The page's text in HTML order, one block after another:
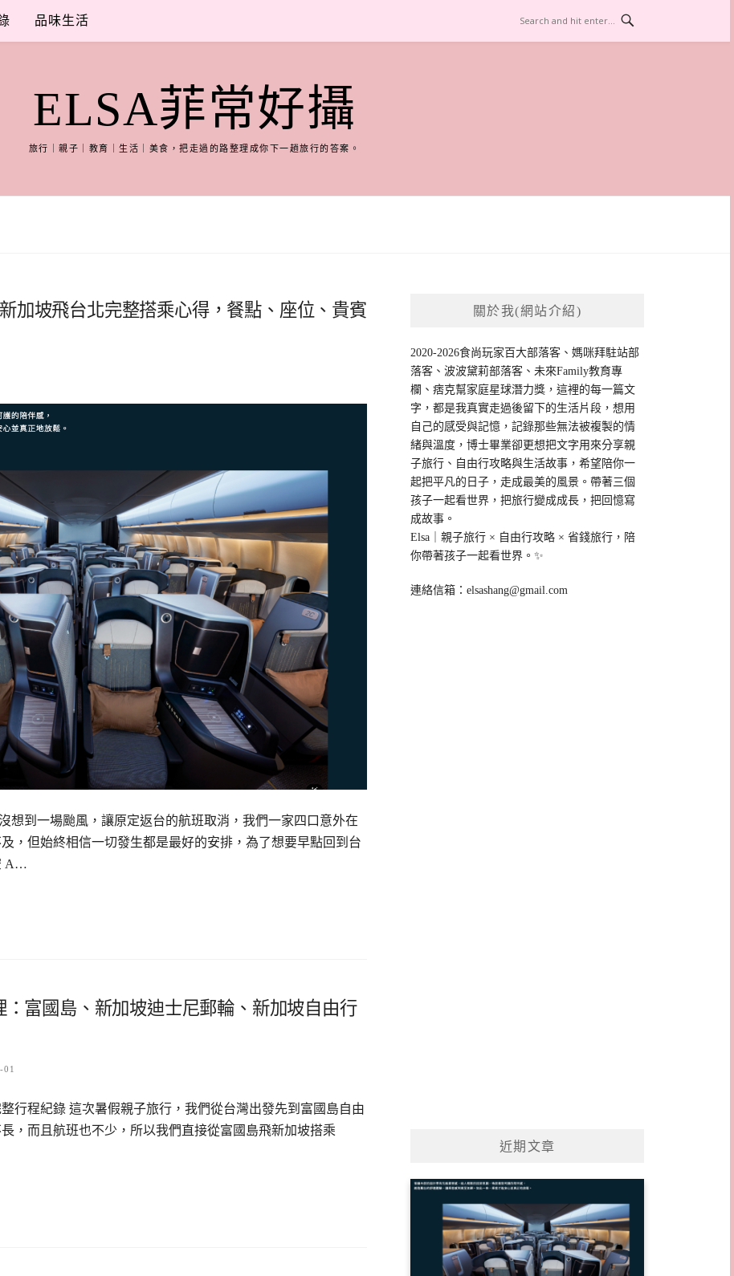
品味生活
ELSA菲常好攝
旅行｜親子｜教育｜生活｜美食，把走過的路整理成你下一趟旅行的答案。
加坡飛台北完整搭乘心得，餐點、座位、貴賓
想到一場颱風，讓原定返台的航班取消，我們一家四口意外在
，但始終相信一切發生都是最好的安排，為了想要早點回到台
A…
富國島、新加坡迪士尼郵輪、新加坡自由行
01
行程紀錄 這次暑假親子旅行，我們從台灣出發先到富國島自由
，而且航班也不少，所以我們直接從富國島飛新加坡搭乘
關於我(網站介紹)
2020-2026食尚玩家百大部落客、媽咪拜駐站部
落客、波波黛莉部落客、未來Family教育專
欄、痞克幫家庭星球潛力獎，這裡的每一篇文
字，都是我真實走過後留下的生活片段，想用
自己的感受與記憶，記錄那些無法被複製的情
緒與溫度，博士畢業卻更想把文字用來分享親
子旅行、自由行攻略與生活故事，希望陪你一
起把平凡的日子，走成最美的風景。帶著三個
孩子一起看世界，把旅行變成成長，把回憶寫
成故事。
Elsa｜親子旅行 × 自由行攻略 × 省錢旅行，陪
你帶著孩子一起看世界。✨
連絡信箱：elsashang@gmail.com
近期文章